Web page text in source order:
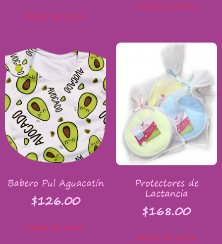
Añadir al carrito
Añadir al carrito
Babero Pul Aguacatín
$126.00
Añadir al carrito
Protectores de
Lactancia
$168.00
Añadir al carrito